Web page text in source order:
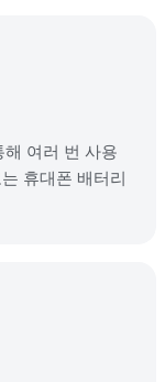
여러 번 사용
휴대폰 배터리